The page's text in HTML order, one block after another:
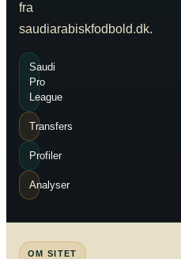
fra
saudiarabiskfodbold.dk.
Saudi
Pro
League
Transfers
Profiler
Analyser
OM SITET